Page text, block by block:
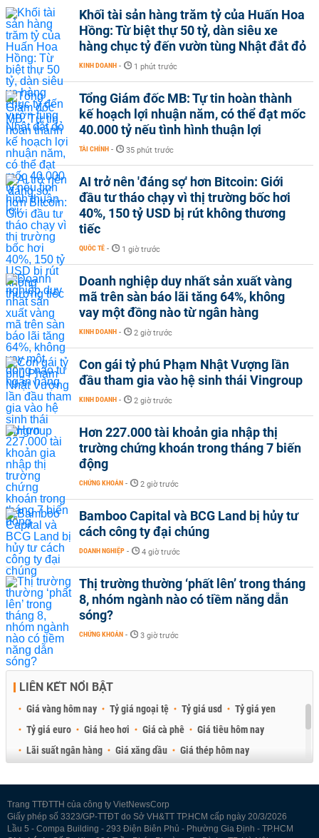
Khối tài sản hàng trăm tỷ của Huấn Hoa
Hồng: Từ biệt thự 50 tỷ, dàn siêu xe
hàng chục tỷ đến vườn tùng Nhật đắt đỏ
KINH DOANH - 1 phút trước
Tổng Giám đốc MB: Tự tin hoàn thành
kế hoạch lợi nhuận năm, có thể đạt mốc
40.000 tỷ nếu tình hình thuận lợi
TÀI CHÍNH - 35 phút trước
AI trở nên 'đáng sợ' hơn Bitcoin: Giới
đầu tư tháo chạy vì thị trường bốc hơi
40%, 150 tỷ USD bị rút không thương
tiếc
QUỐC TẾ - 1 giờ trước
Doanh nghiệp duy nhất sản xuất vàng
mã trên sàn báo lãi tăng 64%, không
vay một đồng nào từ ngân hàng
KINH DOANH - 2 giờ trước
Con gái tỷ phú Phạm Nhật Vượng lần
đầu tham gia vào hệ sinh thái Vingroup
KINH DOANH - 2 giờ trước
Hơn 227.000 tài khoản gia nhập thị
trường chứng khoán trong tháng 7 biến
động
CHỨNG KHOÁN - 2 giờ trước
Bamboo Capital và BCG Land bị hủy tư
cách công ty đại chúng
DOANH NGHIỆP - 4 giờ trước
Thị trường thường ‘phất lên’ trong tháng
8, nhóm ngành nào có tiềm năng dẫn
sóng?
CHỨNG KHOÁN - 3 giờ trước
LIÊN KẾT NỔI BẬT
Giá vàng hôm nay Tỷ giá ngoại tệ Tỷ giá usd
Tỷ giá yen
Tỷ giá euro
Giá heo hơi Giá cà phê
Giá tiêu hôm nay
Lãi suất ngân hàng
Giá xăng dầu
Giá thép hôm nay
Trang TTĐTTH của công ty VietNewsCorp
Giấy phép số 3323/GP-TTĐT do Sở VH&TT TP.HCM cấp ngày 20/3/2026
Lầu 5 - Compa Building - 293 Điện Biên Phủ - Phường Gia Định - TP.HCM